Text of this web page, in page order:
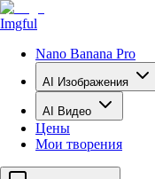
Imgful
Nano Banana Pro
AI Изображения
AI Видео
Цены
Мои творения